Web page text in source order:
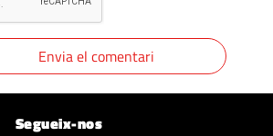
Segueix-nos